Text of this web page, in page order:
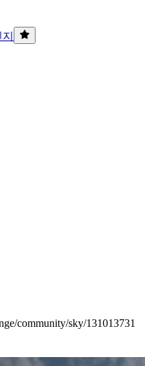
community/sky/131013731